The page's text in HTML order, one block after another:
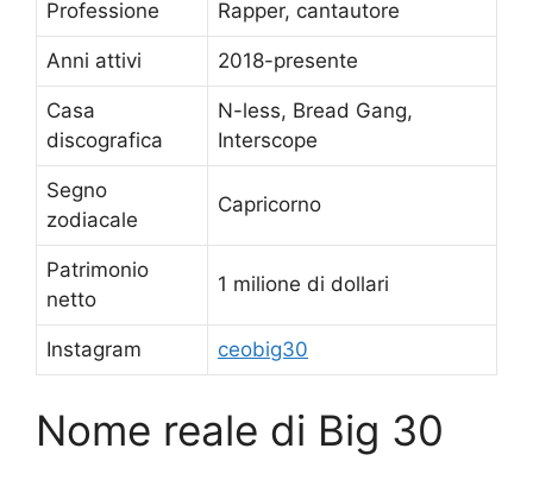
Professione Rapper, cantautore
Anni attivi 2018-presente
Casa
discografica
N-less, Bread Gang,
Interscope
Segno
zodiacale
Capricorno
Patrimonio
netto
1 milione di dollari
Instagram ceobig30
Nome reale di Big 30